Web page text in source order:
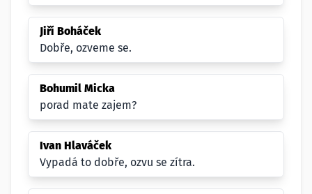
Jiří Boháček
Dobře, ozveme se.
Bohumil Micka
porad mate zajem?
Ivan Hlaváček
Vypadá to dobře, ozvu se zítra.